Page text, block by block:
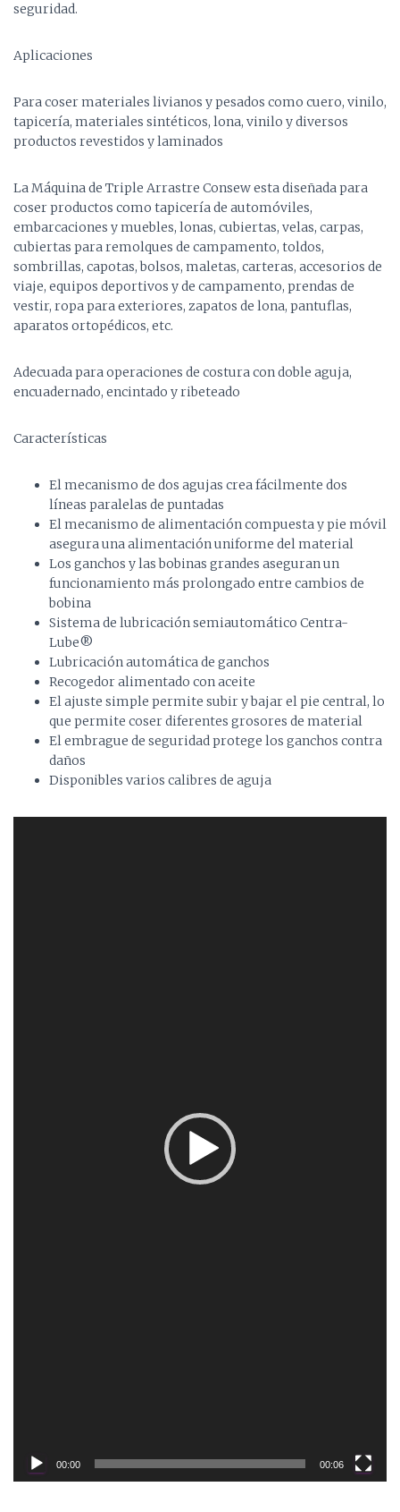
seguridad.
Aplicaciones
Para coser materiales livianos y pesados ​​como cuero, vinilo,
tapicería, materiales sintéticos, lona, ​​vinilo y diversos
productos revestidos y laminados
La Máquina de Triple Arrastre Consew esta diseñada para
coser productos como tapicería de automóviles,
embarcaciones y muebles, lonas, cubiertas, velas, carpas,
cubiertas para remolques de campamento, toldos,
sombrillas, capotas, bolsos, maletas, carteras, accesorios de
viaje, equipos deportivos y de campamento, prendas de
vestir, ropa para exteriores, zapatos de lona, ​​pantuflas,
aparatos ortopédicos, etc.
Adecuada para operaciones de costura con doble aguja,
encuadernado, encintado y ribeteado
Características
El mecanismo de dos agujas crea fácilmente dos
líneas paralelas de puntadas
El mecanismo de alimentación compuesta y pie móvil
asegura una alimentación uniforme del material
Los ganchos y las bobinas grandes aseguran un
funcionamiento más prolongado entre cambios de
bobina
Sistema de lubricación semiautomático Centra-
Lube®
Lubricación automática de ganchos
Recogedor alimentado con aceite
El ajuste simple permite subir y bajar el pie central, lo
que permite coser diferentes grosores de material
El embrague de seguridad protege los ganchos contra
daños
Disponibles varios calibres de aguja
00:00 00:06